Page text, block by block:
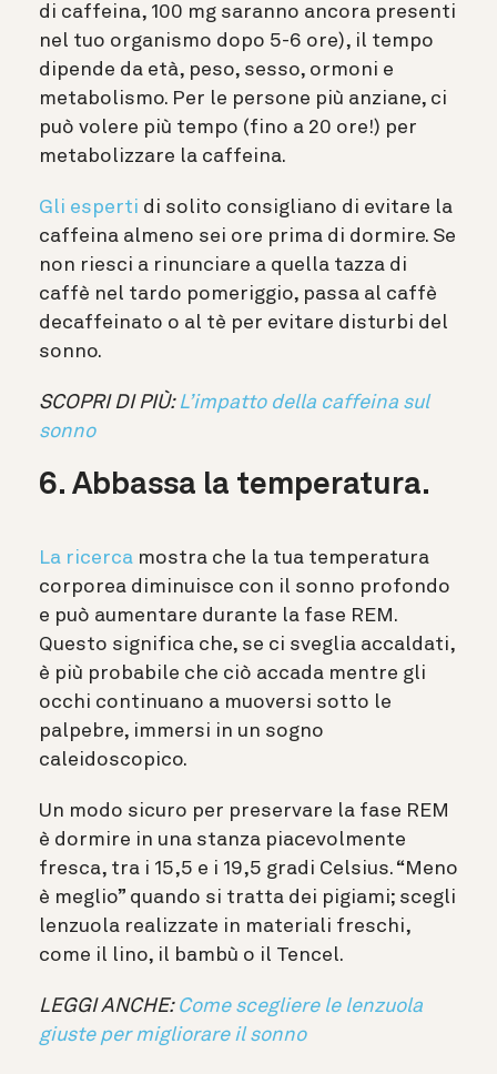
di caffeina, 100 mg saranno ancora presenti
nel tuo organismo dopo 5-6 ore), il tempo
dipende da età, peso, sesso, ormoni e
metabolismo. Per le persone più anziane, ci
può volere più tempo (fino a 20 ore!) per
metabolizzare la caffeina.
Gli esperti di solito consigliano di evitare la
caffeina almeno sei ore prima di dormire. Se
non riesci a rinunciare a quella tazza di
caffè nel tardo pomeriggio, passa al caffè
decaffeinato o al tè per evitare disturbi del
sonno.
SCOPRI DI PIÙ: L’impatto della caffeina sul
sonno
6. Abbassa la temperatura.
La ricerca mostra che la tua temperatura
corporea diminuisce con il sonno profondo
e può aumentare durante la fase REM.
Questo significa che, se ci sveglia accaldati,
è più probabile che ciò accada mentre gli
occhi continuano a muoversi sotto le
palpebre, immersi in un sogno
caleidoscopico.
Un modo sicuro per preservare la fase REM
è dormire in una stanza piacevolmente
fresca, tra i 15,5 e i 19,5 gradi Celsius. “Meno
è meglio” quando si tratta dei pigiami; scegli
lenzuola realizzate in materiali freschi,
come il lino, il bambù o il Tencel.
LEGGI ANCHE: Come scegliere le lenzuola
giuste per migliorare il sonno